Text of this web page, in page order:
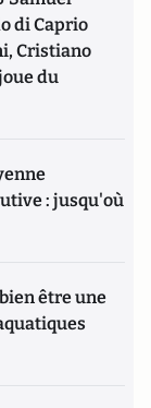
di Caprio
Cristiano
du
: jusqu'où
être une